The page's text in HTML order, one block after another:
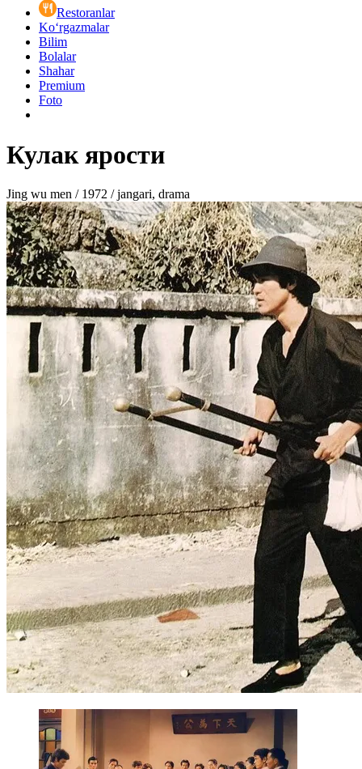
Restoranlar
Ko‘rgazmalar
Bilim
Bolalar
Shahar
Premium
Foto
Кулак ярости
Jing wu men / 1972 / jangari, drama